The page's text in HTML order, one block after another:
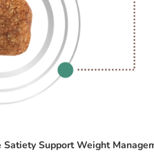
Satiety Support Weight